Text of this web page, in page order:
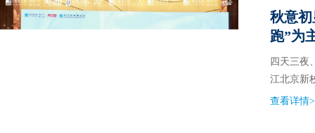
秋意
跑”为
四天三夜
江北京新
查看详情